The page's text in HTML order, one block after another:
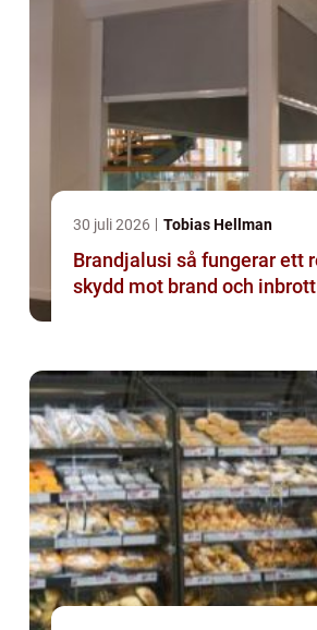
30 juli 2026 Tobias Hellman
Brandjalusi så fungerar ett robust
skydd mot brand och inbrott